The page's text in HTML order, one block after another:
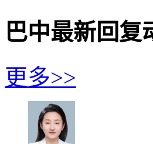
巴中最新回复
更多>>